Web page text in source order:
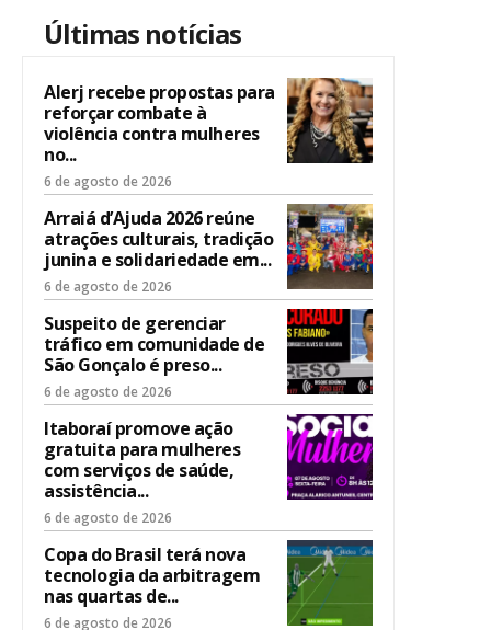
Últimas notícias
Alerj recebe propostas para
reforçar combate à
violência contra mulheres
no...
6 de agosto de 2026
Arraiá d’Ajuda 2026 reúne
atrações culturais, tradição
junina e solidariedade em...
6 de agosto de 2026
Suspeito de gerenciar
tráfico em comunidade de
São Gonçalo é preso...
6 de agosto de 2026
Itaboraí promove ação
gratuita para mulheres
com serviços de saúde,
assistência...
6 de agosto de 2026
Copa do Brasil terá nova
tecnologia da arbitragem
nas quartas de...
6 de agosto de 2026